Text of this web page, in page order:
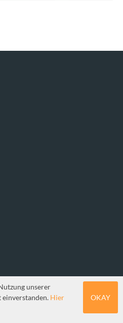
unserer
Hier
OKAY